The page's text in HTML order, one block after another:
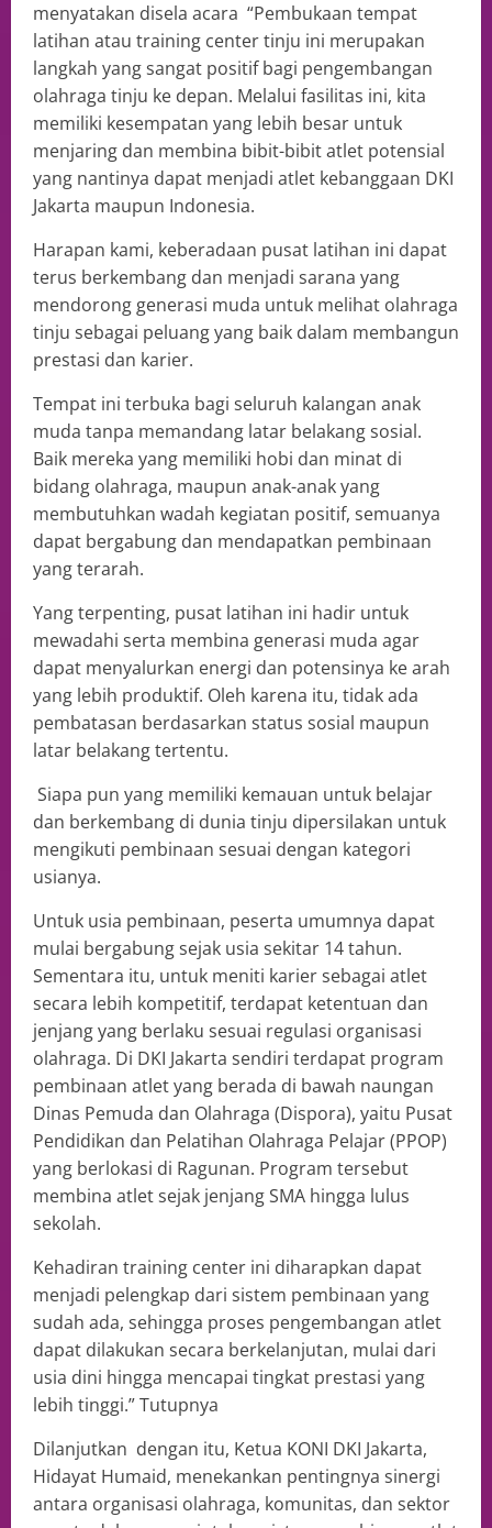
menyatakan disela acara “Pembukaan tempat
latihan atau training center tinju ini merupakan
langkah yang sangat positif bagi pengembangan
olahraga tinju ke depan. Melalui fasilitas ini, kita
memiliki kesempatan yang lebih besar untuk
menjaring dan membina bibit-bibit atlet potensial
yang nantinya dapat menjadi atlet kebanggaan DKI
Jakarta maupun Indonesia.
Harapan kami, keberadaan pusat latihan ini dapat
terus berkembang dan menjadi sarana yang
mendorong generasi muda untuk melihat olahraga
tinju sebagai peluang yang baik dalam membangun
prestasi dan karier.
Tempat ini terbuka bagi seluruh kalangan anak
muda tanpa memandang latar belakang sosial.
Baik mereka yang memiliki hobi dan minat di
bidang olahraga, maupun anak-anak yang
membutuhkan wadah kegiatan positif, semuanya
dapat bergabung dan mendapatkan pembinaan
yang terarah.
Yang terpenting, pusat latihan ini hadir untuk
mewadahi serta membina generasi muda agar
dapat menyalurkan energi dan potensinya ke arah
yang lebih produktif. Oleh karena itu, tidak ada
pembatasan berdasarkan status sosial maupun
latar belakang tertentu.
Siapa pun yang memiliki kemauan untuk belajar
dan berkembang di dunia tinju dipersilakan untuk
mengikuti pembinaan sesuai dengan kategori
usianya.
Untuk usia pembinaan, peserta umumnya dapat
mulai bergabung sejak usia sekitar 14 tahun.
Sementara itu, untuk meniti karier sebagai atlet
secara lebih kompetitif, terdapat ketentuan dan
jenjang yang berlaku sesuai regulasi organisasi
olahraga. Di DKI Jakarta sendiri terdapat program
pembinaan atlet yang berada di bawah naungan
Dinas Pemuda dan Olahraga (Dispora), yaitu Pusat
Pendidikan dan Pelatihan Olahraga Pelajar (PPOP)
yang berlokasi di Ragunan. Program tersebut
membina atlet sejak jenjang SMA hingga lulus
sekolah.
Kehadiran training center ini diharapkan dapat
menjadi pelengkap dari sistem pembinaan yang
sudah ada, sehingga proses pengembangan atlet
dapat dilakukan secara berkelanjutan, mulai dari
usia dini hingga mencapai tingkat prestasi yang
lebih tinggi.” Tutupnya
Dilanjutkan dengan itu, Ketua KONI DKI Jakarta,
Hidayat Humaid, menekankan pentingnya sinergi
antara organisasi olahraga, komunitas, dan sektor